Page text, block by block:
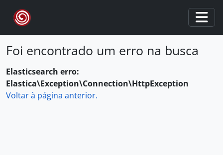
Skip to main content
Foi encontrado um erro na busca
Elasticsearch erro:
Elastica\Exception\Connection\HttpException
Voltar à página anterior.